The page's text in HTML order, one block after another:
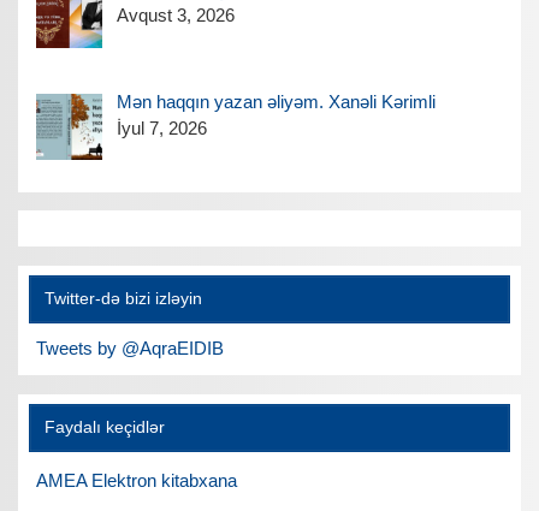
Avqust 3, 2026
Mən haqqın yazan əliyəm. Xanəli Kərimli
İyul 7, 2026
Twitter-də bizi izləyin
Tweets by @AqraEIDIB
Faydalı keçidlər
AMEA Elektron kitabxana